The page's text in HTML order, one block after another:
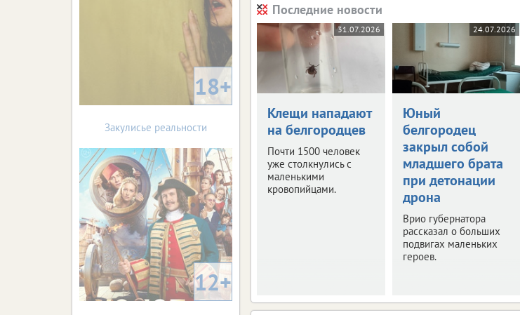
Последние новости
31.07.2026
Клещи нападают
на белгородцев
Почти 1500 человек
уже столкнулись с
маленькими
кровопийцами.
24.07.2026
Юный
белгородец
закрыл собой
младшего брата
при детонации
дрона
Врио губернатора
рассказал о больших
подвигах маленьких
героев.
18+
Закулисье реальности
12+